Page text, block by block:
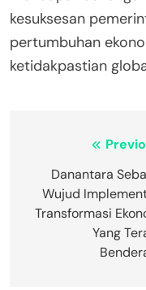
kesuksesan
pertumbuhan
ketidakpastian
navigation
Danantara
Wujud
Transformasi
Yang